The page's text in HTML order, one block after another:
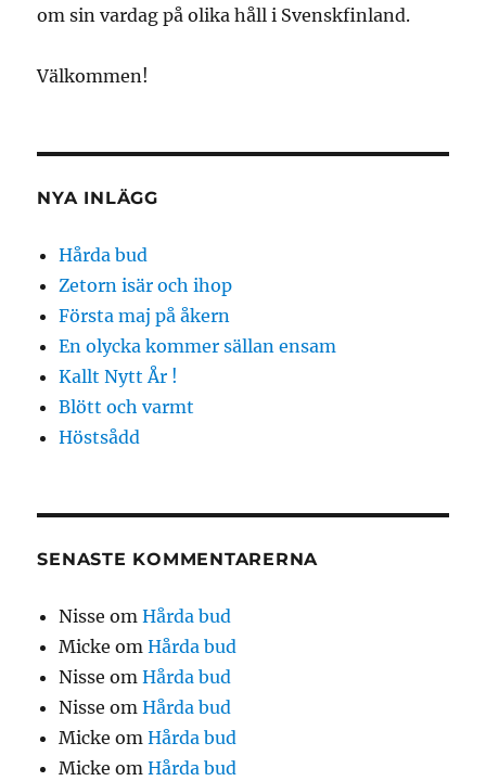
om sin vardag på olika håll i Svenskfinland.
Välkommen!
NYA INLÄGG
Hårda bud
Zetorn isär och ihop
Första maj på åkern
En olycka kommer sällan ensam
Kallt Nytt År !
Blött och varmt
Höstsådd
SENASTE KOMMENTARERNA
Nisse omHårda bud
Micke omHårda bud
Nisse omHårda bud
Nisse omHårda bud
Micke omHårda bud
Micke omHårda bud